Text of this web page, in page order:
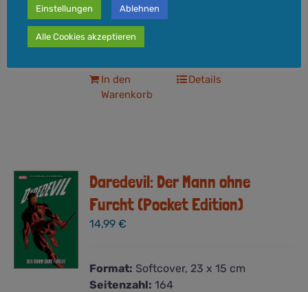
inkl. 7 % MwSt.
Versandkosten
Lieferzeit:3-5 Werktage
In den
Warenkorb
Details
Daredevil: Der Mann ohne
Furcht (Pocket Edition)
14,99€
Format: Softcover, 23 x 15 cm
Seitenzahl: 164
Einstellungen Ablehnen
Alle Cookies akzeptieren